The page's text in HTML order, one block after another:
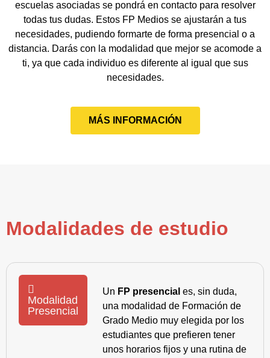
escuelas asociadas se pondrá en contacto para resolver
todas tus dudas. Estos FP Medios se ajustarán a tus
necesidades, pudiendo formarte de forma presencial o a
distancia. Darás con la modalidad que mejor se acomode a
ti, ya que cada individuo es diferente al igual que sus
necesidades.
MÁS INFORMACIÓN
Modalidades de estudio
Modalidad
Presencial
Un FP presencial es, sin duda,
una modalidad de Formación de
Grado Medio muy elegida por los
estudiantes que prefieren tener
unos horarios fijos y una rutina de